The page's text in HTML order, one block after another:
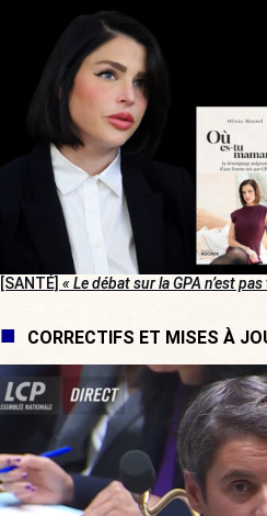
[SANTÉ] « Le débat sur la GPA n’est
CORRECTIFS ET MISES À